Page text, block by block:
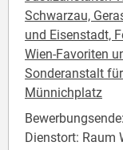
Schwarzau,
und Eisenstadt,
Wien-Favoriten
Sonderanstalt
Münnichplatz
Dienstort: Raum